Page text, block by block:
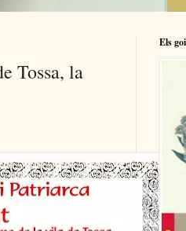
Tossa, la
Els